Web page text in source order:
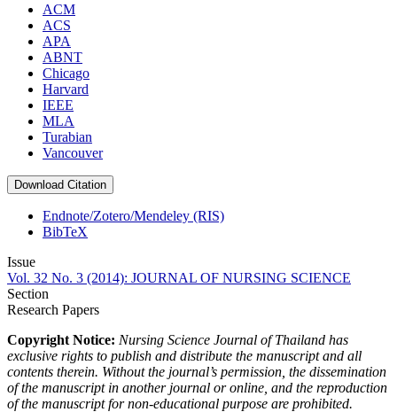
ACM
ACS
APA
ABNT
Chicago
Harvard
IEEE
MLA
Turabian
Vancouver
Download Citation
Endnote/Zotero/Mendeley (RIS)
BibTeX
Issue
Vol. 32 No. 3 (2014): JOURNAL OF NURSING SCIENCE
Section
Research Papers
Copyright Notice: Nursing Science Journal of Thailand has
exclusive rights to publish and distribute the manuscript and all
contents therein. Without the journal’s permission, the dissemination
of the manuscript in another journal or online, and the reproduction
of the manuscript for non-educational purpose are prohibited.